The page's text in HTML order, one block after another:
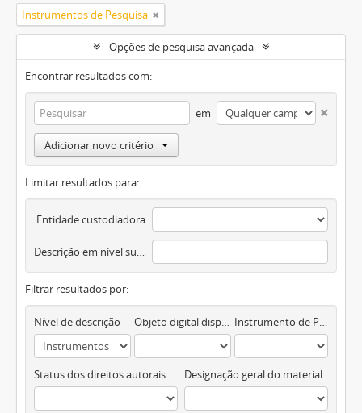
Instrumentos de Pesquisa
Opções de pesquisa avançada
Encontrar resultados com:
em
Adicionar novo critério
Limitar resultados para:
Entidade custodiadora
Descrição em nível superior
Filtrar resultados por:
Nível de descrição Objeto digital disponível Instrumento de Pesquisa
Status dos direitos autorais Designação geral do material